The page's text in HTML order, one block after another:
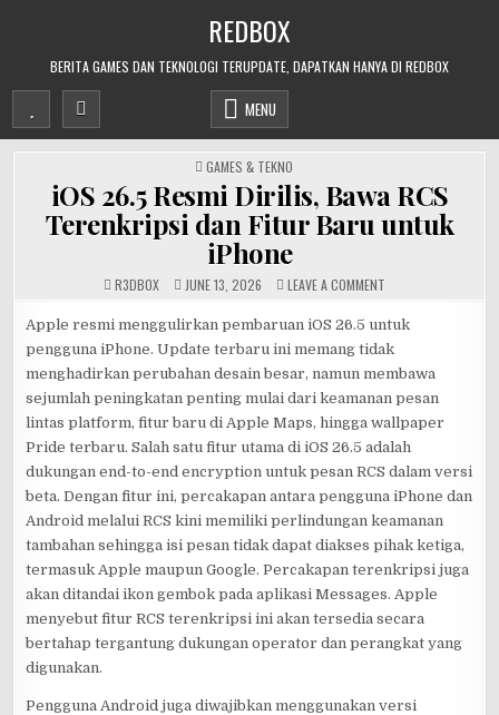
REDBOX
BERITA GAMES DAN TEKNOLOGI TERUPDATE, DAPATKAN HANYA DI REDBOX
MENU
POSTED
IN
GAMES & TEKNO
iOS 26.5 Resmi Dirilis, Bawa RCS
Terenkripsi dan Fitur Baru untuk
iPhone
R3DB0X JUNE 13, 2026 LEAVE A COMMENTON
RESMI
BAWA
RCS
TERENKRIPSI
FITUR
BARU
UNTUK
IPHONE
Apple resmi menggulirkan pembaruan iOS 26.5 untuk
pengguna iPhone. Update terbaru ini memang tidak
menghadirkan perubahan desain besar, namun membawa
sejumlah peningkatan penting mulai dari keamanan pesan
lintas platform, fitur baru di Apple Maps, hingga wallpaper
Pride terbaru. Salah satu fitur utama di iOS 26.5 adalah
dukungan end-to-end encryption untuk pesan RCS dalam versi
beta. Dengan fitur ini, percakapan antara pengguna iPhone dan
Android melalui RCS kini memiliki perlindungan keamanan
tambahan sehingga isi pesan tidak dapat diakses pihak ketiga,
termasuk Apple maupun Google. Percakapan terenkripsi juga
akan ditandai ikon gembok pada aplikasi Messages. Apple
menyebut fitur RCS terenkripsi ini akan tersedia secara
bertahap tergantung dukungan operator dan perangkat yang
digunakan.
Pengguna Android juga diwajibkan menggunakan versi